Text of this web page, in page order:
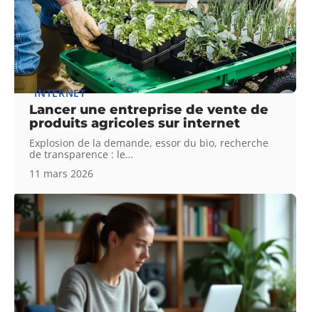
INTERNET
Lancer une entreprise de vente de
produits agricoles sur internet
Explosion de la demande, essor du bio, recherche
de transparence : le…
11 mars 2026